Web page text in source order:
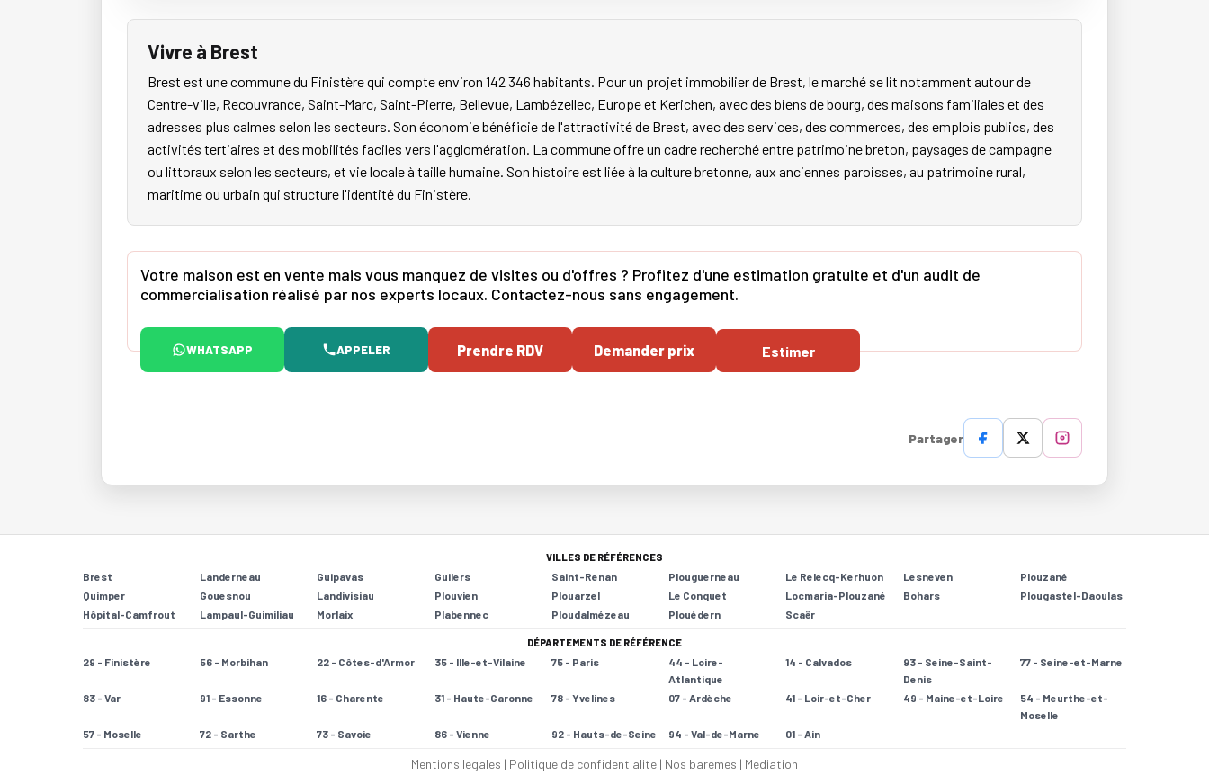
Vivre à Brest
Brest est une commune du Finistère qui compte environ 142 346 habitants. Pour un projet immobilier de Brest, le marché se lit notamment autour de
Centre-ville, Recouvrance, Saint-Marc, Saint-Pierre, Bellevue, Lambézellec, Europe et Kerichen, avec des biens de bourg, des maisons familiales et des
adresses plus calmes selon les secteurs. Son économie bénéficie de l'attractivité de Brest, avec des services, des commerces, des emplois publics, des
activités tertiaires et des mobilités faciles vers l'agglomération. La commune offre un cadre recherché entre patrimoine breton, paysages de campagne
ou littoraux selon les secteurs, et vie locale à taille humaine. Son histoire est liée à la culture bretonne, aux anciennes paroisses, au patrimoine rural,
maritime ou urbain qui structure l'identité du Finistère.
Votre maison est en vente mais vous manquez de visites ou d'offres ? Profitez d'une estimation gratuite et d'un audit de
commercialisation réalisé par nos experts locaux. Contactez-nous sans engagement.
WHATSAPP APPELER Prendre RDV Demander prix Estimer
Partager
VILLES DE RÉFÉRENCES
Brest Landerneau Guipavas Guilers Saint-Renan Plouguerneau Le Relecq-Kerhuon Lesneven
Plouzané
Quimper
Gouesnou Landivisiau Plouvien Plouarzel Le Conquet Locmaria-Plouzané Bohars
Plougastel-Daoulas
Hôpital-Camfrout
Lampaul-Guimiliau Morlaix Plabennec Ploudalmézeau Plouédern Scaër
DÉPARTEMENTS DE RÉFÉRENCE
29 - Finistère 56 - Morbihan 22 - Côtes-d'Armor 35 - Ille-et-Vilaine 75 - Paris
44 - Loire-
Atlantique
14 - Calvados
93 - Seine-Saint-
Denis
77 - Seine-et-Marne
83 - Var 91 - Essonne 16 - Charente 31 - Haute-Garonne 78 - Yvelines 07 - Ardèche 41 - Loir-et-Cher 49 - Maine-et-Loire
54 - Meurthe-et-
Moselle
57 - Moselle
72 - Sarthe 73 - Savoie 86 - Vienne 92 - Hauts-de-Seine 94 - Val-de-Marne 01 - Ain
Mentions legales | Politique de confidentialite | Nos baremes | Mediation